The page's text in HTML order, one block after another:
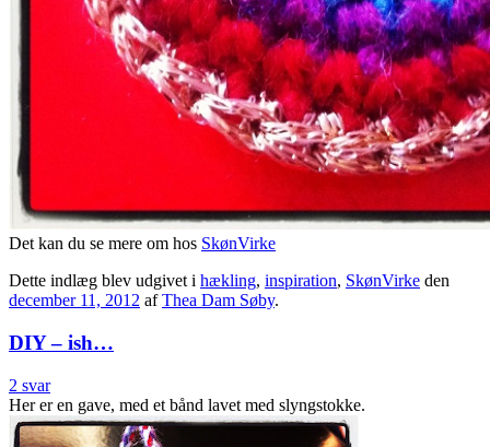
Det kan du se mere om hos SkønVirke
Dette indlæg blev udgivet i hækling, inspiration, SkønVirke den
december 11, 2012 afThea Dam Søby.
DIY – ish…
2 svar
Her er en gave, med et bånd lavet med slyngstokke.